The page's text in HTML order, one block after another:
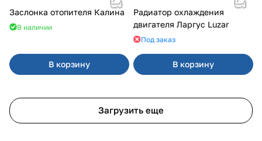
Заслонка отопителя Калина
В наличии
В корзину
Радиатор охлаждения
двигателя Ларгус Luzar
Под заказ
В корзину
Загрузить еще